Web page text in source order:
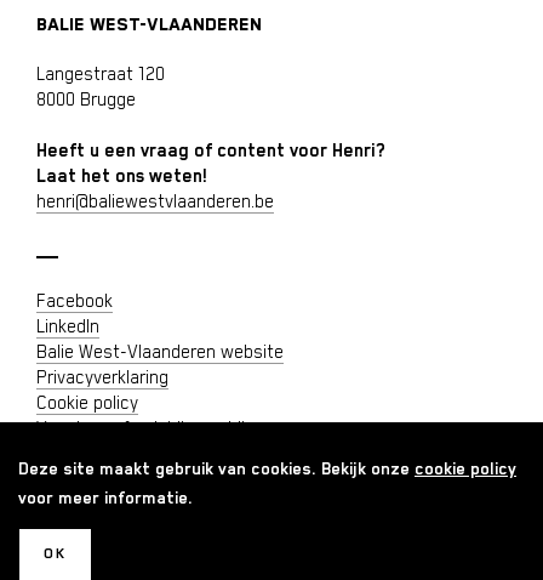
BALIE WEST-VLAANDEREN
Langestraat 120
8000 Brugge
Heeft u een vraag of content voor Henri?
Laat het ons weten!
henri@baliewestvlaanderen.be
Facebook
LinkedIn
Balie West-Vlaanderen website
Privacyverklaring
Cookie policy
Vacature of opleiding publiceren
Deze site maakt gebruik van cookies. Bekijk onze cookie policy
voor meer informatie.
OK